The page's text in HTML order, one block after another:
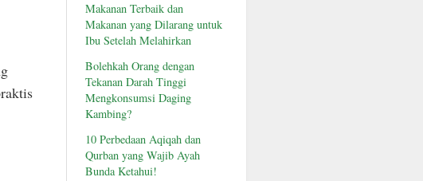
Makanan Terbaik dan
Makanan yang Dilarang untuk
Ibu Setelah Melahirkan
Bolehkah Orang dengan
Tekanan Darah Tinggi
Mengkonsumsi Daging
Kambing?
10 Perbedaan Aqiqah dan
Qurban yang Wajib Ayah
Bunda Ketahui!